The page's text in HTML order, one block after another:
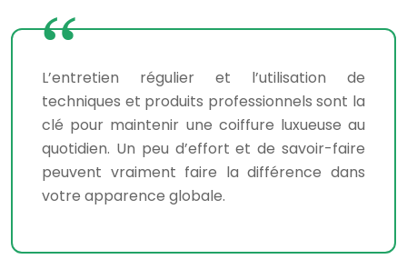
L’entretien régulier et l’utilisation de
techniques et produits professionnels sont la
clé pour maintenir une coiffure luxueuse au
quotidien. Un peu d’effort et de savoir-faire
peuvent vraiment faire la différence dans
votre apparence globale.